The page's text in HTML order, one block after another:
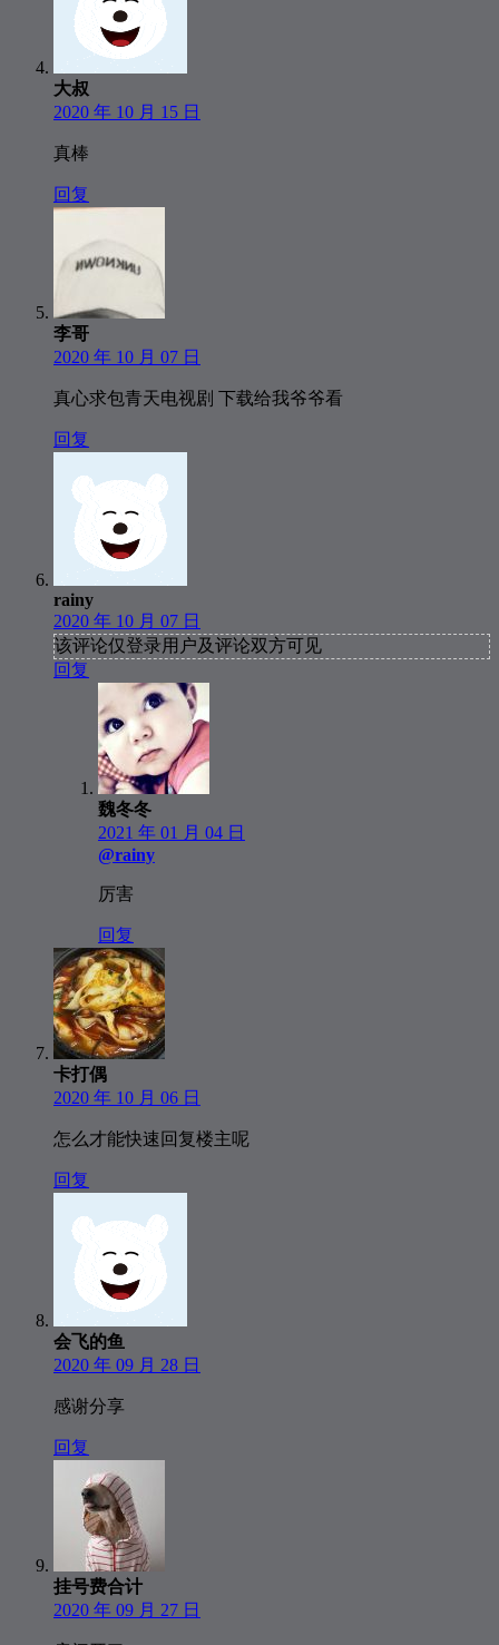
大叔
2020 年 10 月 15 日
真棒
回复
李哥
2020 年 10 月 07 日
真心求包青天电视剧 下载给我爷爷看
回复
rainy
2020 年 10 月 07 日
该评论仅登录用户及评论双方可见
回复
魏冬冬
2021 年 01 月 04 日
@rainy
厉害
回复
卡打偶
2020 年 10 月 06 日
怎么才能快速回复楼主呢
回复
会飞的鱼
2020 年 09 月 28 日
感谢分享
回复
挂号费合计
2020 年 09 月 27 日